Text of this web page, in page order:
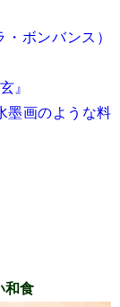
ボンバンス）
』
墨画のような料
和食